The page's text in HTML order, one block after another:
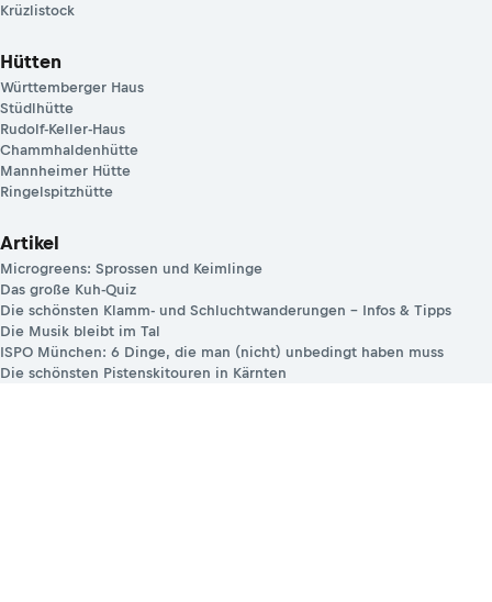
Krüzlistock
Hütten
Württemberger Haus
Stüdlhütte
Rudolf-Keller-Haus
Chammhaldenhütte
Mannheimer Hütte
Ringelspitzhütte
Artikel
Microgreens: Sprossen und Keimlinge
Das große Kuh-Quiz
Die schönsten Klamm- und Schluchtwanderungen – Infos & Tipps
Die Musik bleibt im Tal
ISPO München: 6 Dinge, die man (nicht) unbedingt haben muss
Die schönsten Pistenskitouren in Kärnten